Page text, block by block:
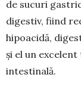
de sucuri
digestiv, fiind
hipoacidă,
și el un
intestinală.